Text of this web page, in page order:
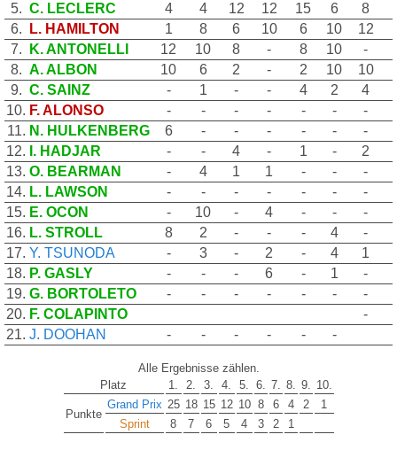
5. C. LECLERC 4 4 12 12 15 6 8
6.
L. HAMILTON 1 8 6 10 6 10 12
7.
K. ANTONELLI 12 10 8 - 8 10
-
8. A. ALBON 10 6 2 - 2 10
10
9. C. SAINZ - 1 - - 4 2
4
10. F. ALONSO - - - - - -
-
11. N. HULKENBERG 6 - - - - -
-
12. I. HADJAR - - 4 - 1 -
2
13. O. BEARMAN - 4 1 1 - -
-
14. L. LAWSON - - - - - -
-
15. E. OCON - 10 - 4 - -
-
16. L. STROLL 8 2 - - - 4
-
17. Y. TSUNODA - 3 - 2 - 4
1
18. P. GASLY - - - 6 - 1
-
19. G. BORTOLETO - - - - - -
-
20. F. COLAPINTO
-
21. J. DOOHAN - - - - - -
Alle Ergebnisse zählen.
Platz
1. 2. 3. 4. 5. 6. 7. 8. 9. 10.
Punkte
Grand Prix 25 18 15 12 10 8 6 4 2
1
Sprint
8 7 6 5 4 3 2 1